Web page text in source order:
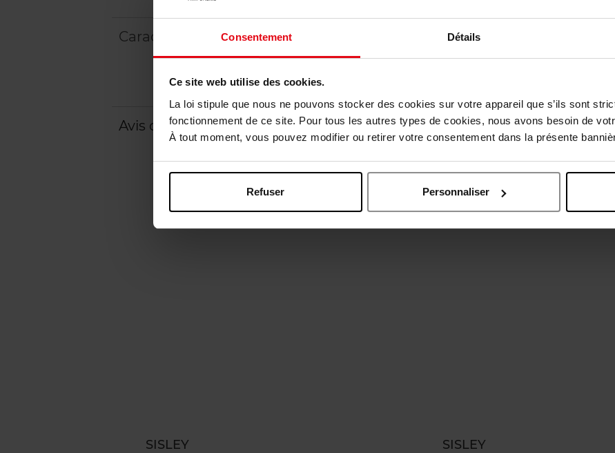
Consentement Détails
Ce site web utilise des cookies.
La loi stipule que nous ne pouvons stocker des cookies sur votre appareil que s’ils sont
fonctionnement de ce site. Pour tous les autres types de cookies, nous avons besoin de
À tout moment, vous pouvez modifier ou retirer votre consentement dans la présente
Refuser Personnaliser
Caractéristiques
Avis client Politique relative aux avis des clients
Oublié quelque chose ?
SISLEY SISLEY